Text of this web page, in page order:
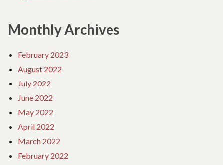
Monthly Archives
February 2023
August 2022
July 2022
June 2022
May 2022
April 2022
March 2022
February 2022